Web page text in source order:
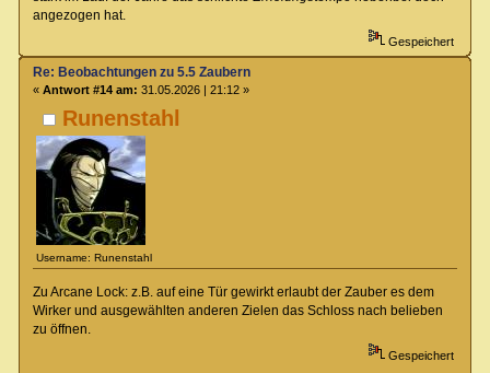
angezogen hat.
Gespeichert
Runenstahl
Username: Runenstahl
Re: Beobachtungen zu 5.5 Zaubern
« Antwort #14 am: 31.05.2026 | 21:12 »
Zu Arcane Lock: z.B. auf eine Tür gewirkt erlaubt der Zauber es dem
Wirker und ausgewählten anderen Zielen das Schloss nach belieben
zu öffnen.
Gespeichert